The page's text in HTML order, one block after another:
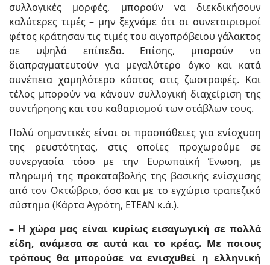
συλλογικές μορφές, μπορούν να διεκδικήσουν
καλύτερες τιμές – μην ξεχνάμε ότι οι συνεταιρισμοί
φέτος κράτησαν τις τιμές του αιγοπρόβειου γάλακτος
σε υψηλά επίπεδα. Επίσης, μπορούν να
διαπραγματευτούν για μεγαλύτερο όγκο και κατά
συνέπεια χαμηλότερο κόστος στις ζωοτροφές. Και
τέλος μπορούν να κάνουν συλλογική διαχείριση της
συντήρησης και του καθαρισμού των στάβλων τους.
Πολύ σημαντικές είναι οι προσπάθειες για ενίσχυση
της ρευστότητας, στις οποίες προχωρούμε σε
συνεργασία τόσο με την Ευρωπαϊκή Ένωση, με
πληρωμή της προκαταβολής της βασικής ενίσχυσης
από τον Οκτώβριο, όσο και με το εγχώριο τραπεζικό
σύστημα (Κάρτα Αγρότη, ΕΤΕΑΝ κ.ά.).
– Η χώρα μας είναι κυρίως εισαγωγική σε πολλά
είδη, ανάμεσα σε αυτά και το κρέας. Με ποιους
τρόπους θα μπορούσε να ενισχυθεί η ελληνική